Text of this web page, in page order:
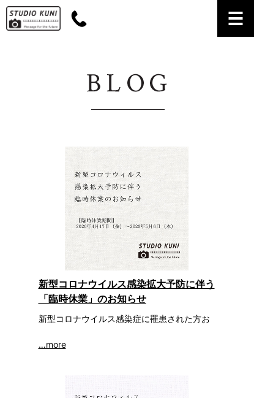
オ・クニ】にお任せください。
新型コロナウイルス感染拡大予防に伴う
「臨時休業」のお知らせ
新型コロナウイルス感染症に罹患された方お
…more